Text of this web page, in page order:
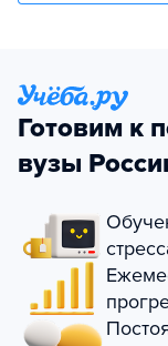
Готовим к
вузы